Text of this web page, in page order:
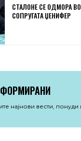
СТАЛОНЕ СЕ ОДМОРА
СОПРУГАТА ЏЕНИФЕР
најнови вести, понуди